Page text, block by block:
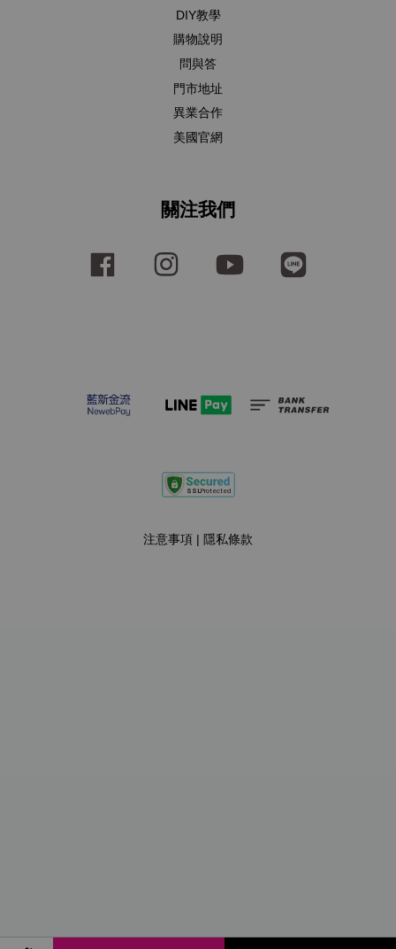
DIY教學
購物說明
問與答
門市地址
異業合作
美國官網
關注我們
Facebook Instagram YouTube
注意事項 | 隱私條款